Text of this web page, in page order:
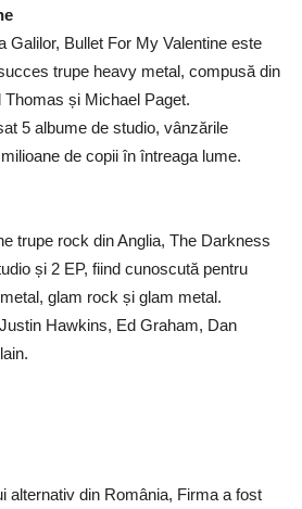
Galilor, Bullet For My Valentine este
trupe heavy metal, compusă din
și Michael Paget.
5 albume de studio, vânzările
de copii în întreaga lume.
trupe rock din Anglia, The Darkness
și 2 EP, fiind cunoscută pentru
glam rock și glam metal.
Hawkins, Ed Graham, Dan
alternativ din România, Firma a fost